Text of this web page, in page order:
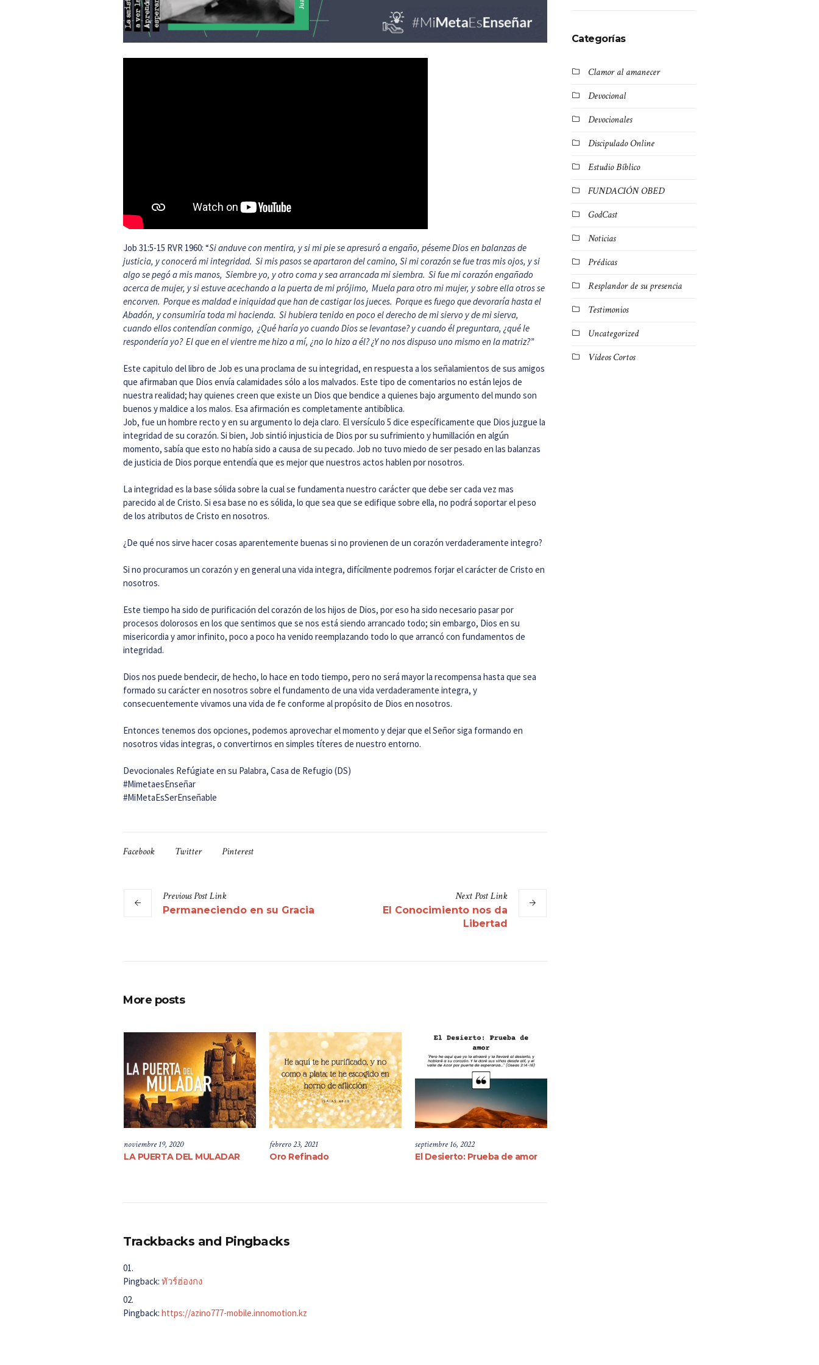
Job 31:5-15 RVR 1960: “Si anduve con mentira, y si mi pie se apresuró a engaño, péseme Dios en balanzas de
justicia, y conocerá mi integridad. Si mis pasos se apartaron del camino, Si mi corazón se fue tras mis ojos, y si
algo se pegó a mis manos, Siembre yo, y otro coma y sea arrancada mi siembra. Si fue mi corazón engañado
acerca de mujer, y si estuve acechando a la puerta de mi prójimo, Muela para otro mi mujer, y sobre ella otros se
encorven. Porque es maldad e iniquidad que han de castigar los jueces. Porque es fuego que devoraría hasta el
Abadón, y consumiría toda mi hacienda. Si hubiera tenido en poco el derecho de mi siervo y de mi sierva,
cuando ellos contendían conmigo, ¿Qué haría yo cuando Dios se levantase? y cuando él preguntara, ¿qué le
respondería yo? El que en el vientre me hizo a mí, ¿no lo hizo a él? ¿Y no nos dispuso uno mismo en la matriz?”
Este capitulo del libro de Job es una proclama de su integridad, en respuesta a los señalamientos de sus amigos
que afirmaban que Dios envía calamidades sólo a los malvados. Este tipo de comentarios no están lejos de
nuestra realidad; hay quienes creen que existe un Dios que bendice a quienes bajo argumento del mundo son
buenos y maldice a los malos. Esa afirmación es completamente antibíblica.
Job, fue un hombre recto y en su argumento lo deja claro. El versículo 5 dice específicamente que Dios juzgue la
integridad de su corazón. Si bien, Job sintió injusticia de Dios por su sufrimiento y humillación en algún
momento, sabía que esto no había sido a causa de su pecado. Job no tuvo miedo de ser pesado en las balanzas
de justicia de Dios porque entendía que es mejor que nuestros actos hablen por nosotros.
La integridad es la base sólida sobre la cual se fundamenta nuestro carácter que debe ser cada vez mas
parecido al de Cristo. Si esa base no es sólida, lo que sea que se edifique sobre ella, no podrá soportar el peso
de los atributos de Cristo en nosotros.
¿De qué nos sirve hacer cosas aparentemente buenas si no provienen de un corazón verdaderamente integro?
Si no procuramos un corazón y en general una vida integra, difícilmente podremos forjar el carácter de Cristo en
nosotros.
Este tiempo ha sido de purificación del corazón de los hijos de Dios, por eso ha sido necesario pasar por
procesos dolorosos en los que sentimos que se nos está siendo arrancado todo; sin embargo, Dios en su
misericordia y amor infinito, poco a poco ha venido reemplazando todo lo que arrancó con fundamentos de
integridad.
Dios nos puede bendecir, de hecho, lo hace en todo tiempo, pero no será mayor la recompensa hasta que sea
formado su carácter en nosotros sobre el fundamento de una vida verdaderamente integra, y
consecuentemente vivamos una vida de fe conforme al propósito de Dios en nosotros.
Entonces tenemos dos opciones, podemos aprovechar el momento y dejar que el Señor siga formando en
nosotros vidas integras, o convertirnos en simples títeres de nuestro entorno.
Devocionales Refúgiate en su Palabra, Casa de Refugio (DS)
#MimetaesEnseñar
#MiMetaEsSerEnseñable
Facebook Twitter Pinterest
PreviousPostLink
Permaneciendo en su Gracia
NextPostLink
El Conocimiento nos da
Libertad
More posts
noviembre 19, 2020
LA PUERTA DEL MULADAR
febrero 23, 2021
Oro Refinado
septiembre 16, 2022
El Desierto: Prueba de amor
Trackbacks and Pingbacks
Pingback: ทัวร์ฮ่องกง
Pingback: https://azino777-mobile.innomotion.kz
Categorías
Clamor al amanecer
Devocional
Devocionales
Discipulado Online
Estudio Bíblico
FUNDACIÓN OBED
GodCast
Noticias
Prédicas
Resplandor de su presencia
Testimonios
Uncategorized
Vídeos Cortos